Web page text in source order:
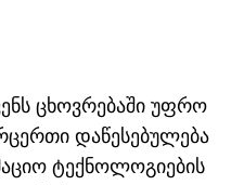
ცხოვრებაში უფრო
დაწესებულება
ტექნოლოგიების